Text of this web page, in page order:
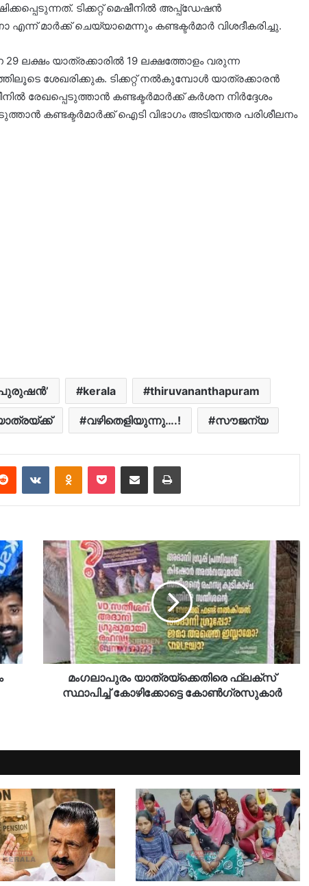
ടിക്കറ്റ് മെഷീനില്‍ അപ്പ്‌ഡേഷന്‍
മാര്‍ക്ക് ചെയ്യാമെന്നും കണ്ടക്ടര്‍മാര്‍ വിശദീകരിച്ചു.
ലക്ഷം യാത്രക്കാരില്‍ 19 ലക്ഷത്തോളം വരുന്ന
ശേഖരിക്കുക. ടിക്കറ്റ് നല്‍കുമ്പോള്‍ യാത്രക്കാരന്‍
രേഖപ്പെടുത്താന്‍ കണ്ടക്ടര്‍മാര്‍ക്ക് കര്‍ശന നിര്‍ദ്ദേശം
കണ്ടക്ടര്‍മാര്‍ക്ക് ഐടി വിഭാഗം അടിയന്തര പരിശീലനം
പുരുഷൻ’ kerala thiruvananthapuram
വഴിതെളിയുന്നു….! സൗജന്യ
Reddit VKontakteOdnoklassniki
Pocket Share via Email Print
മം​ഗലാപുരം യാത്രയ്ക്കെതിരെ ഫ്ലക്സ്
സ്ഥാപിച്ച് കോഴിക്കോട്ടെ കോൺ​ഗ്രസുകാ‍ർ